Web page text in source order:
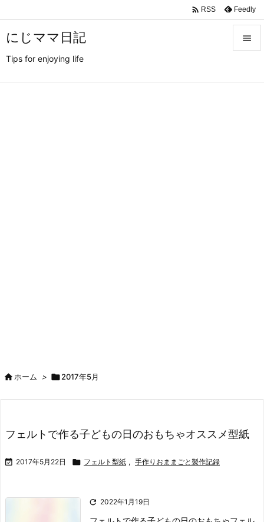
にじママ日記
Tips for enjoying life

 RSS Feedly
ホーム > 2017年5月
フェルトで作る子どもの日のおもちゃオススメ型紙
 2017年5月22日  フェルト型紙 , 手作りおままごと製作記録
 2022年1月19日